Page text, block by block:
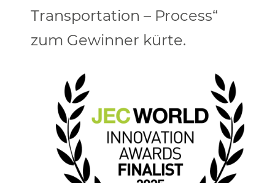
Transportation – Process“
zum Gewinner kürte.